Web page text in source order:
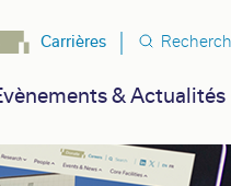
& Actualités
Carrières